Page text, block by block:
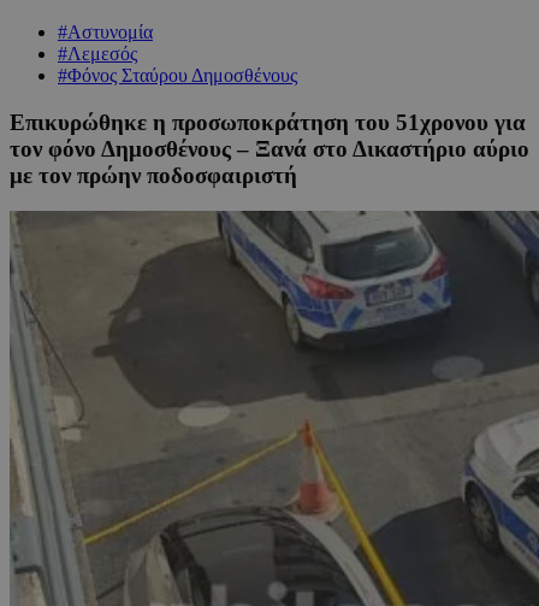
#Αστυνομία
#Λεμεσός
#Φόνος Σταύρου Δημοσθένους
Επικυρώθηκε η προσωποκράτηση του 51χρονου για
τον φόνο Δημοσθένους – Ξανά στο Δικαστήριο αύριο
με τον πρώην ποδοσφαιριστή